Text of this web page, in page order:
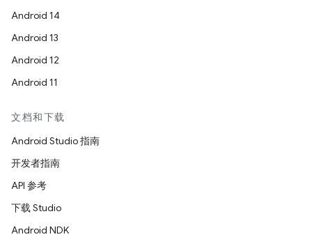
Android 14
Android 13
Android 12
Android 11
文档和下载
Android Studio 指南
开发者指南
API 参考
下载 Studio
Android NDK